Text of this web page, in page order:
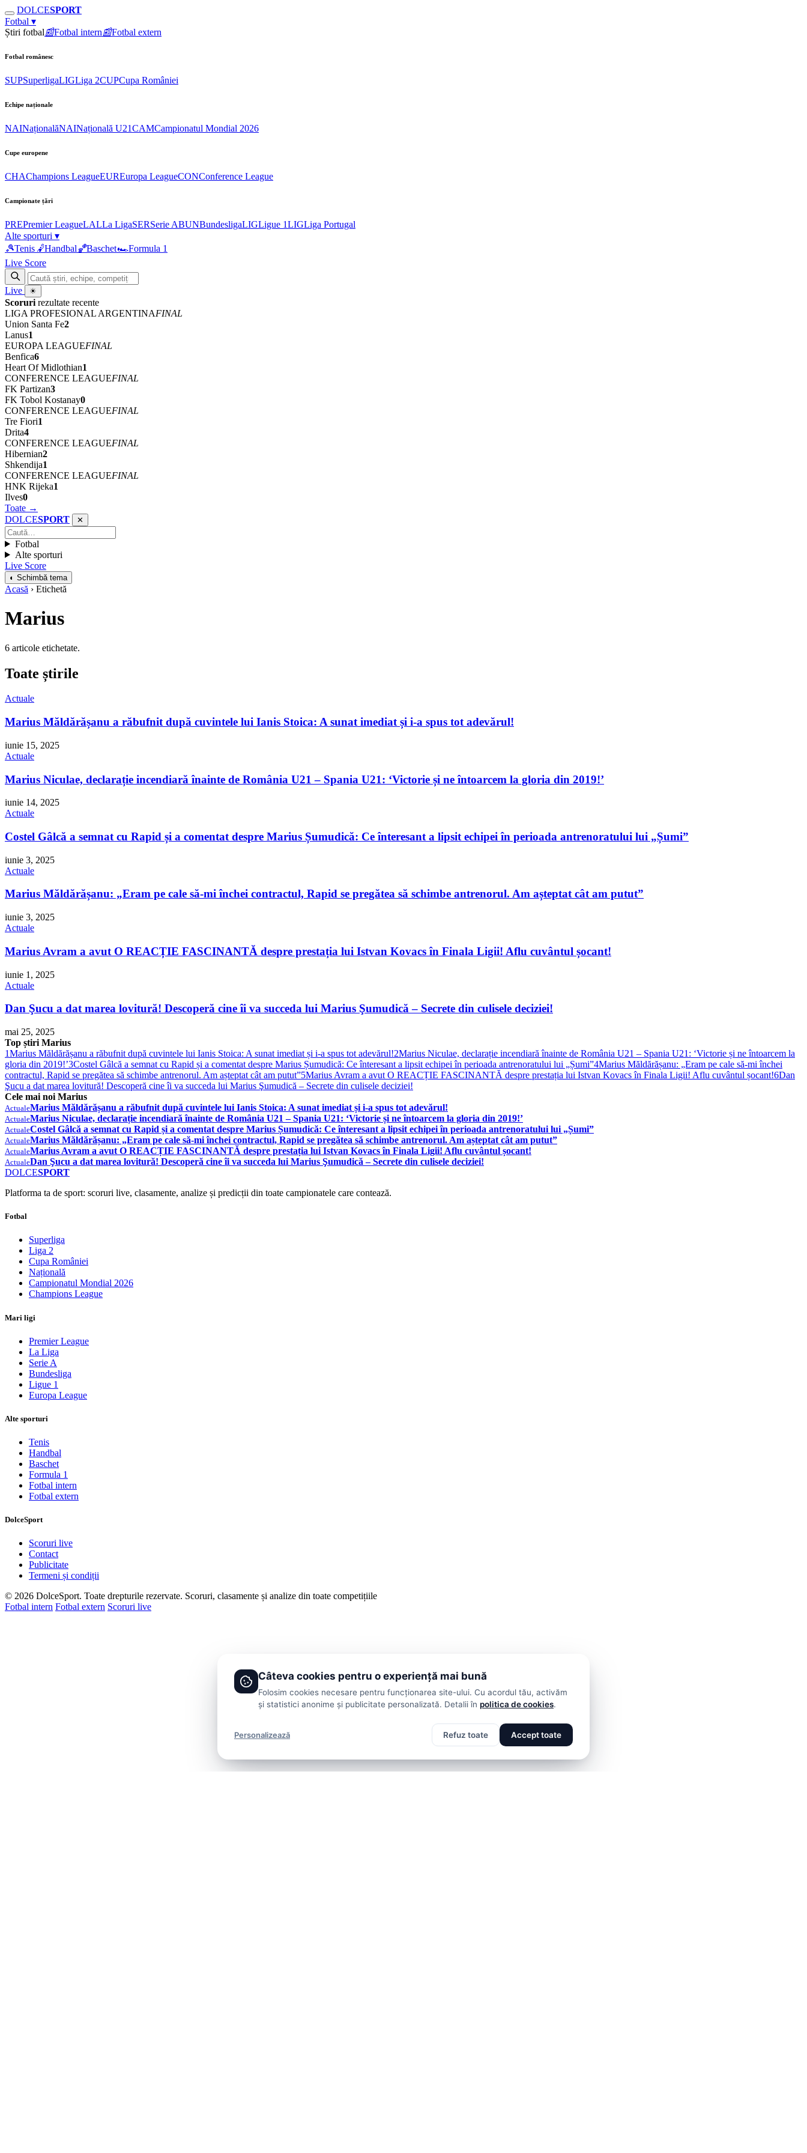
DOLCESPORT
Fotbal ▾
Știri fotbal📰Fotbal intern📰Fotbal extern
Fotbal românesc
SUPSuperligaLIGLiga 2CUPCupa României
Echipe naționale
NAINaționalăNAINațională U21CAMCampionatul Mondial 2026
Cupe europene
CHAChampions LeagueEUREuropa LeagueCONConference League
Campionate țări
PREPremier LeagueLALLa LigaSERSerie ABUNBundesligaLIGLigue 1LIGLiga Portugal
Alte sporturi ▾
🎾Tenis 🤾Handbal🏀Baschet🏎Formula 1
Live Score
Live ☀
Scoruri rezultate recente
LIGA PROFESIONAL ARGENTINAFINAL
Union Santa Fe2
Lanus1
EUROPA LEAGUEFINAL
Benfica6
Heart Of Midlothian1
CONFERENCE LEAGUEFINAL
FK Partizan3
FK Tobol Kostanay0
CONFERENCE LEAGUEFINAL
Tre Fiori1
Drita4
CONFERENCE LEAGUEFINAL
Hibernian2
Shkendija1
CONFERENCE LEAGUEFINAL
HNK Rijeka1
Ilves0
Toate →
DOLCESPORT ✕
Fotbal
Alte sporturi
Live Score
◐ Schimbă tema
Acasă › Etichetă
Marius
6 articole etichetate.
Toate știrile
Actuale
Marius Măldărășanu a răbufnit după cuvintele lui Ianis Stoica: A sunat imediat și i-a spus tot adevărul!
iunie 15, 2025
Actuale
Marius Niculae, declarație incendiară înainte de România U21 – Spania U21: ‘Victorie și ne întoarcem la gloria din 2019!’
iunie 14, 2025
Actuale
Costel Gâlcă a semnat cu Rapid și a comentat despre Marius Șumudică: Ce înteresant a lipsit echipei în perioada antrenoratului lui „Șumi”
iunie 3, 2025
Actuale
Marius Măldărășanu: „Eram pe cale să-mi închei contractul, Rapid se pregătea să schimbe antrenorul. Am așteptat cât am putut”
iunie 3, 2025
Actuale
Marius Avram a avut O REACȚIE FASCINANTĂ despre prestația lui Istvan Kovacs în Finala Ligii! Aflu cuvântul șocant!
iunie 1, 2025
Actuale
Dan Şucu a dat marea lovitură! Descoperă cine îi va succeda lui Marius Şumudică – Secrete din culisele deciziei!
mai 25, 2025
Top știri Marius
1Marius Măldărășanu a răbufnit după cuvintele lui Ianis Stoica: A sunat imediat și i-a spus tot adevărul!2Marius Niculae, declarație incendiară înainte de România U21 – Spania U21: ‘Victorie și ne întoarcem la
gloria din 2019!’3Costel Gâlcă a semnat cu Rapid și a comentat despre Marius Șumudică: Ce înteresant a lipsit echipei în perioada antrenoratului lui „Șumi”4Marius Măldărășanu: „Eram pe cale să-mi închei
contractul, Rapid se pregătea să schimbe antrenorul. Am așteptat cât am putut”5Marius Avram a avut O REACȚIE FASCINANTĂ despre prestația lui Istvan Kovacs în Finala Ligii! Aflu cuvântul șocant!6Dan
Şucu a dat marea lovitură! Descoperă cine îi va succeda lui Marius Şumudică – Secrete din culisele deciziei!
Cele mai noi Marius
ActualeMarius Măldărășanu a răbufnit după cuvintele lui Ianis Stoica: A sunat imediat și i-a spus tot adevărul!
ActualeMarius Niculae, declarație incendiară înainte de România U21 – Spania U21: ‘Victorie și ne întoarcem la gloria din 2019!’
ActualeCostel Gâlcă a semnat cu Rapid și a comentat despre Marius Șumudică: Ce înteresant a lipsit echipei în perioada antrenoratului lui „Șumi”
ActualeMarius Măldărășanu: „Eram pe cale să-mi închei contractul, Rapid se pregătea să schimbe antrenorul. Am așteptat cât am putut”
ActualeMarius Avram a avut O REACȚIE FASCINANTĂ despre prestația lui Istvan Kovacs în Finala Ligii! Aflu cuvântul șocant!
ActualeDan Şucu a dat marea lovitură! Descoperă cine îi va succeda lui Marius Şumudică – Secrete din culisele deciziei!
DOLCESPORT
Platforma ta de sport: scoruri live, clasamente, analize și predicții din toate campionatele care contează.
Fotbal
Superliga
Liga 2
Cupa României
Națională
Campionatul Mondial 2026
Champions League
Mari ligi
Premier League
La Liga
Serie A
Bundesliga
Ligue 1
Europa League
Alte sporturi
Tenis
Handbal
Baschet
Formula 1
Fotbal intern
Fotbal extern
DolceSport
Scoruri live
Contact
Publicitate
Termeni și condiții
© 2026 DolceSport. Toate drepturile rezervate. Scoruri, clasamente și analize din toate competițiile
Fotbal intern Fotbal extern Scoruri live
Câteva cookies pentru o experiență mai bună
Folosim cookies necesare pentru funcționarea site-ului. Cu acordul tău, activăm
și statistici anonime și publicitate personalizată. Detalii în politica de cookies.
Personalizează Refuz toate Accept toate